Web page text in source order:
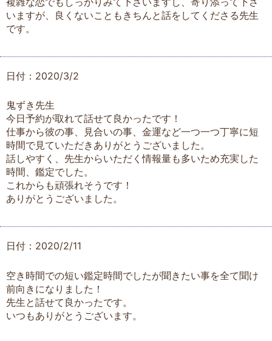
いますが、良くないこともきちんと話をしてくださる先生
です。
日付：2020/3/2
鬼ずき先生
今日予約が取れて話せて良かったです！
仕事から彼の事、見合いの事、金運など一つ一つ丁寧に短
時間で見ていただきありがとうございました。
話しやすく、先生からいただく情報量も多いため充実した
時間、鑑定でした。
これからも頑張れそうです！
ありがとうございました。
日付：2020/2/11
空き時間での短い鑑定時間でしたが聞きたい事を全て聞け
前向きになりました！
先生と話せて良かったです。
いつもありがとうございます。